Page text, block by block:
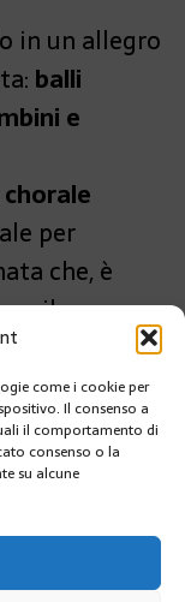
come i cookie per
Il consenso a
il comportamento di
consenso o la
su alcune
in un allegro
balli
e
chorale
per
che, è
il
DELLE FATE